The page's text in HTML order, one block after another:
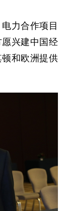
力合作项目
兴建中国经
和欧洲提供